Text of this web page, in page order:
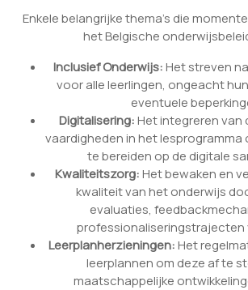
Enkele belangrijke thema’s die
het Belgische
Inclusief Onderwijs:Het streven
voor alle leerlingen, ongeacht
eventuele
Digitalisering:Het integreren van
vaardigheden in het lesprogramma
te bereiden op de digitale
Kwaliteitszorg:Het bewaken en
kwaliteit van het onderwijs
evaluaties,
professionaliseringstrajecten
Leerplanherzieningen:Het
leerplannen om deze af te
maatschappelijke